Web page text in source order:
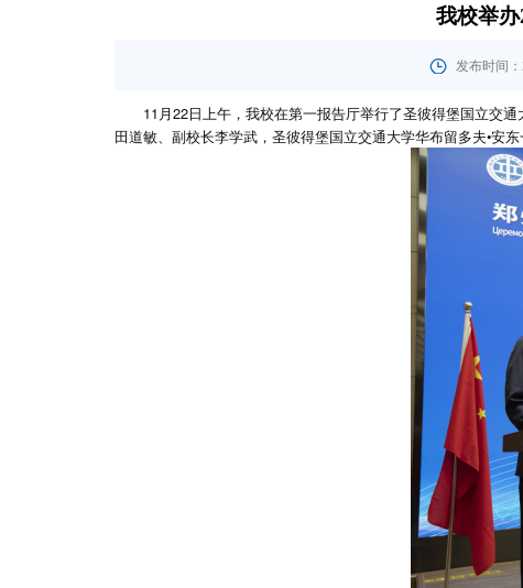
我校举
发布时间
11月22日上午，我校在第一报告厅举行了圣彼得堡国立交
田道敏、副校长李学武，圣彼得堡国立交通大学华布留多夫•安